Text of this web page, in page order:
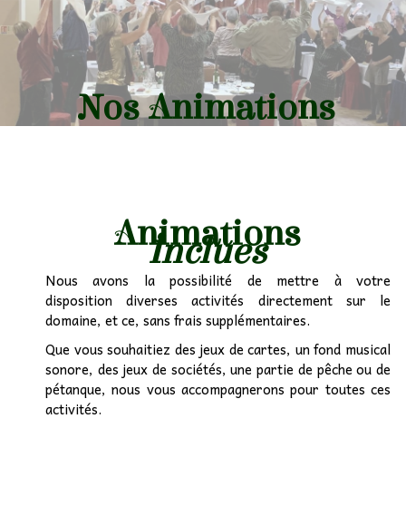
Nos Animations
Animations
Inclues
Nous avons la possibilité de mettre à votre
disposition diverses activités directement sur le
domaine, et ce, sans frais supplémentaires.
Que vous souhaitiez des jeux de cartes, un fond musical
sonore, des jeux de sociétés, une partie de pêche ou de
pétanque, nous vous accompagnerons pour toutes ces
activités.